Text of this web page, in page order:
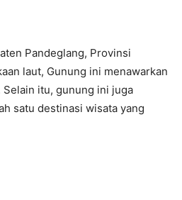
Pandeglang, Provinsi
laut, Gunung ini menawarkan
Selain itu, gunung ini juga
satu destinasi wisata yang